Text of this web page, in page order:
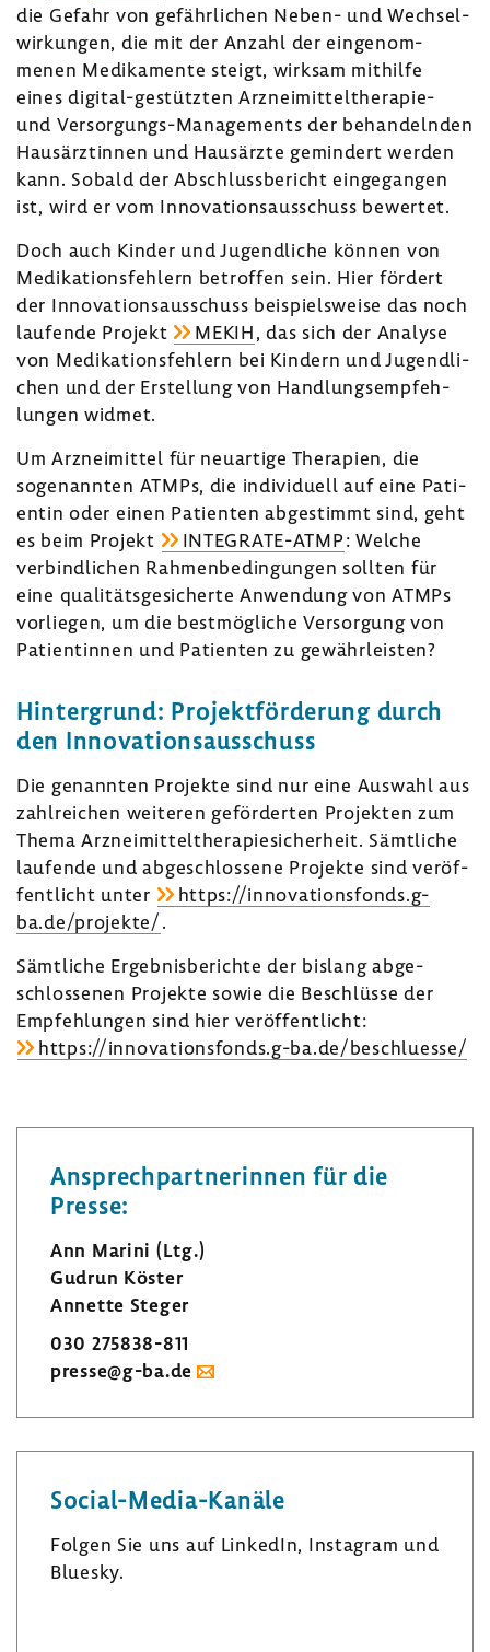
die Gefahr von gefähr­li­chen Neben- und Wech­sel­
wir­kungen, die mit der Anzahl der einge­nom­
menen Medi­ka­mente steigt, wirksam mithilfe
eines digital-​gestützten Arzneimitteltherapie-​
und Versorgungs-​Managements der behan­delnden
Haus­ärz­tinnen und Haus­ärzte gemin­dert werden
kann. Sobald der Abschluss­be­richt einge­gangen
ist, wird er vom Inno­va­ti­ons­aus­schuss bewertet.
Doch auch Kinder und Jugend­liche können von
Medi­ka­ti­ons­feh­lern betroffen sein. Hier fördert
der Inno­va­ti­ons­aus­schuss beispiels­weise das noch
laufende Projekt
MEKIH, das sich der Analyse
von Medi­ka­ti­ons­feh­lern bei Kindern und Jugend­li­
chen und der Erstel­lung von Hand­lungs­emp­feh­
lungen widmet.
Um Arznei­mittel für neuar­tige Thera­pien, die
soge­nannten ATMPs, die indi­vi­duell auf eine Pati­
entin oder einen Pati­enten abge­stimmt sind, geht
es beim Projekt
INTEGRATE-​ATMP:Welche
verbind­li­chen Rahmen­be­din­gungen sollten für
eine quali­täts­ge­si­cherte Anwen­dung von ATMPs
vorliegen, um die best­mög­liche Versor­gung von
Pati­en­tinnen und Pati­enten zu gewähr­leisten?
Hinter­grund: Projekt­för­de­rung durch
den Inno­va­ti­ons­aus­schuss
Die genannten Projekte sind nur eine Auswahl aus
zahl­rei­chen weiteren geför­derten Projekten zum
Thema Arznei­mit­tel­the­ra­pie­si­cher­heit. Sämt­liche
laufende und abge­schlos­sene Projekte sind veröf­
fent­licht unter
https://inno­va­ti­ons­fonds.g-
ba.de/projekte/.
Sämt­liche Ergeb­nis­be­richte der bislang abge­
schlos­senen Projekte sowie die Beschlüsse der
Empfeh­lungen sind hier veröf­fent­licht:
https://inno­va­ti­ons­fonds.g-ba.de/beschluesse/
Ansprech­part­ne­rinnen für die
Presse:
Ann Marini (Ltg.)
Gudrun Köster
Annette Steger
030 275838-​811
presse@g-ba.de
Social-​Media-Kanäle
Folgen Sie uns auf LinkedIn, Insta­gram und
Bluesky.